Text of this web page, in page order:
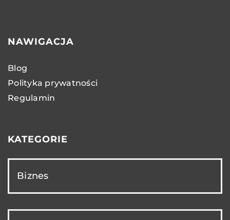
NAWIGACJA
Blog
Polityka prywatności
Regulamin
KATEGORIE
Biznes